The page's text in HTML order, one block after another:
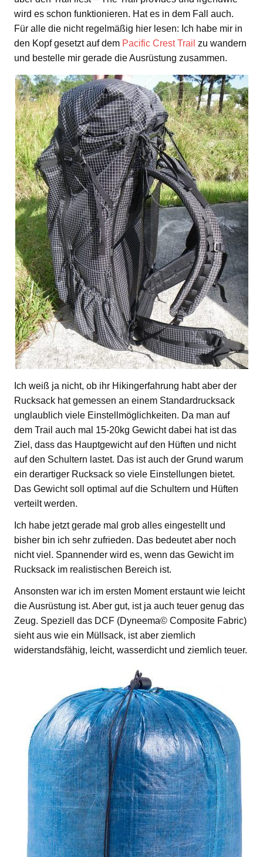
wird es schon funktionieren. Hat es in dem Fall auch.
Für alle die nicht regelmäßig hier lesen: Ich habe mir in
den Kopf gesetzt auf dem Pacific Crest Trail zu wandern
und bestelle mir gerade die Ausrüstung zusammen.
Ich weiß ja nicht, ob ihr Hikingerfahrung habt aber der
Rucksack hat gemessen an einem Standardrucksack
unglaublich viele Einstellmöglichkeiten. Da man auf
dem Trail auch mal 15-20kg Gewicht dabei hat ist das
Ziel, dass das Hauptgewicht auf den Hüften und nicht
auf den Schultern lastet. Das ist auch der Grund warum
ein derartiger Rucksack so viele Einstellungen bietet.
Das Gewicht soll optimal auf die Schultern und Hüften
verteilt werden.
Ich habe jetzt gerade mal grob alles eingestellt und
bisher bin ich sehr zufrieden. Das bedeutet aber noch
nicht viel. Spannender wird es, wenn das Gewicht im
Rucksack im realistischen Bereich ist.
Ansonsten war ich im ersten Moment erstaunt wie leicht
die Ausrüstung ist. Aber gut, ist ja auch teuer genug das
Zeug. Speziell das DCF (Dyneema© Composite Fabric)
sieht aus wie ein Müllsack, ist aber ziemlich
widerstandsfähig, leicht, wasserdicht und ziemlich teuer.